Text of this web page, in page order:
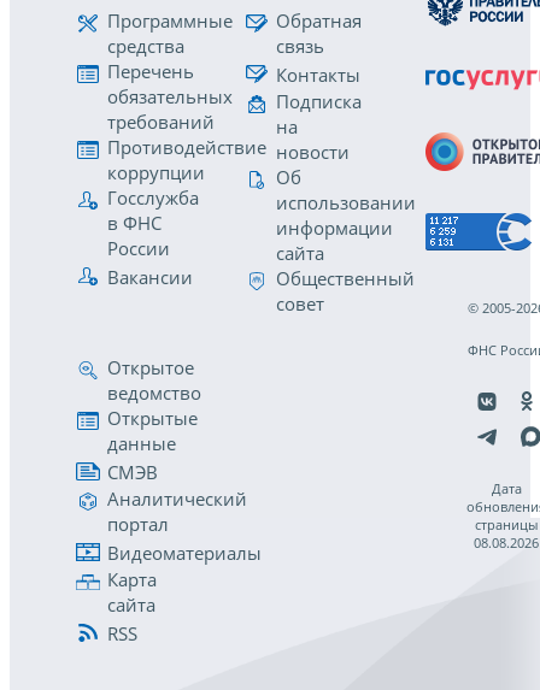
Программные
средства
Перечень
обязательных
требований
Противодействие
коррупции
Госслужба
в ФНС
России
Вакансии
Обратная
связь
Контакты
Подписка
на
новости
Об
использовании
информации
сайта
Общественный
совет
Открытое
ведомство
Открытые
данные
СМЭВ
Аналитический
портал
Видеоматериалы
Карта
сайта
RSS
© 2005-
ФНС
Дата
страницы
08.08.2026